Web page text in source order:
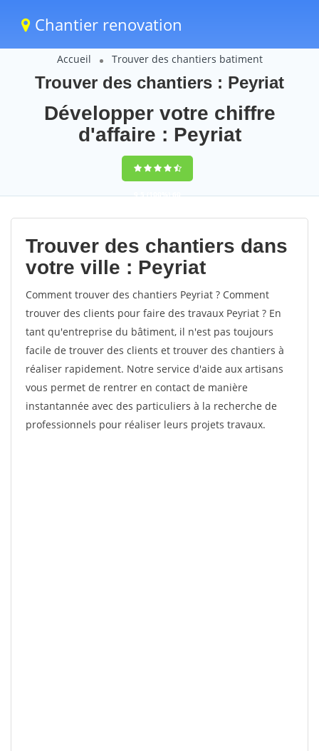
Chantier renovation
Accueil Trouver des chantiers batiment
Trouver des chantiers : Peyriat
Développer votre chiffre
d'affaire : Peyriat
9,5(100%)60
votes
Trouver des chantiers dans
votre ville : Peyriat
Comment trouver des chantiers Peyriat ? Comment
trouver des clients pour faire des travaux Peyriat ? En
tant qu'entreprise du bâtiment, il n'est pas toujours
facile de trouver des clients et trouver des chantiers à
réaliser rapidement. Notre service d'aide aux artisans
vous permet de rentrer en contact de manière
instantannée avec des particuliers à la recherche de
professionnels pour réaliser leurs projets travaux.